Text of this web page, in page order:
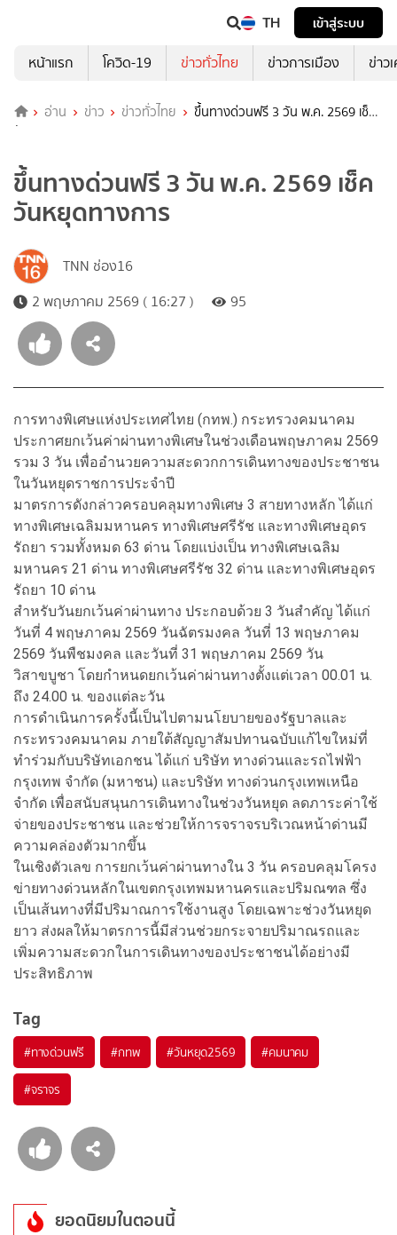
TH
เข้าสู่ระบบ
หน้าแรก
โควิด-19 ข่าวทั่วไทย ข่าวการเมือง ข่าว
อ่าน ข่าว ข่าวทั่วไทย
ขึ้นทางด่วนฟรี 3 วัน พ.ค. 2569 เช็ค
วันหยุดทางการ
ขึ้นทางด่วนฟรี 3 วัน พ.ค. 2569 เช็ค
วันหยุดทางการ
TNN ช่อง16
2 พฤษภาคม 2569 ( 16:27 )
95
การทางพิเศษแห่งประเทศไทย (กทพ.) กระทรวงคมนาคม
ประกาศยกเว้นค่าผ่านทางพิเศษในช่วงเดือนพฤษภาคม 2569
รวม 3 วัน เพื่ออำนวยความสะดวกการเดินทางของประชาชน
ในวันหยุดราชการประจำปี
มาตรการดังกล่าวครอบคลุมทางพิเศษ 3 สายทางหลัก ได้แก่
ทางพิเศษเฉลิมมหานคร ทางพิเศษศรีรัช และทางพิเศษอุดร
รัถยา รวมทั้งหมด 63 ด่าน โดยแบ่งเป็น ทางพิเศษเฉลิม
มหานคร 21 ด่าน ทางพิเศษศรีรัช 32 ด่าน และทางพิเศษอุดร
รัถยา 10 ด่าน
สำหรับวันยกเว้นค่าผ่านทาง ประกอบด้วย 3 วันสำคัญ ได้แก่
วันที่ 4 พฤษภาคม 2569 วันฉัตรมงคล วันที่ 13 พฤษภาคม
2569 วันพืชมงคล และวันที่ 31 พฤษภาคม 2569 วัน
วิสาขบูชา โดยกำหนดยกเว้นค่าผ่านทางตั้งแต่เวลา 00.01 น.
ถึง 24.00 น. ของแต่ละวัน
การดำเนินการครั้งนี้เป็นไปตามนโยบายของรัฐบาลและ
กระทรวงคมนาคม ภายใต้สัญญาสัมปทานฉบับแก้ไขใหม่ที่
ทำร่วมกับบริษัทเอกชน ได้แก่ บริษัท ทางด่วนและรถไฟฟ้า
กรุงเทพ จำกัด (มหาชน) และบริษัท ทางด่วนกรุงเทพเหนือ
จำกัด เพื่อสนับสนุนการเดินทางในช่วงวันหยุด ลดภาระค่าใช้
จ่ายของประชาชน และช่วยให้การจราจรบริเวณหน้าด่านมี
ความคล่องตัวมากขึ้น
ในเชิงตัวเลข การยกเว้นค่าผ่านทางใน 3 วัน ครอบคลุมโครง
ข่ายทางด่วนหลักในเขตกรุงเทพมหานครและปริมณฑล ซึ่ง
เป็นเส้นทางที่มีปริมาณการใช้งานสูง โดยเฉพาะช่วงวันหยุด
ยาว ส่งผลให้มาตรการนี้มีส่วนช่วยกระจายปริมาณรถและ
เพิ่มความสะดวกในการเดินทางของประชาชนได้อย่างมี
ประสิทธิภาพ
Tag
#ทางด่วนฟรี #กทพ #วันหยุด2569 #คมนาคม
#จราจร
ยอดนิยมในตอนนี้